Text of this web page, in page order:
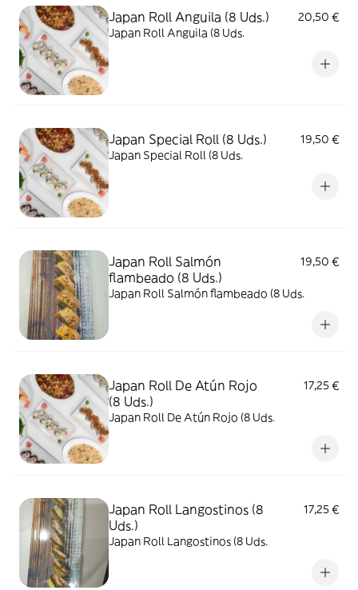
Japan Roll Anguila (8 Uds.)
20,50 €
Japan Roll Anguila (8 Uds.
Japan Special Roll (8 Uds.)
19,50 €
Japan Special Roll (8 Uds.
Japan Roll Salmón
flambeado (8 Uds.)
19,50 €
Japan Roll Salmón flambeado (8 Uds.
Japan Roll De Atún Rojo
(8 Uds.)
17,25 €
Japan Roll De Atún Rojo (8 Uds.
Japan Roll Langostinos (8
Uds.)
17,25 €
Japan Roll Langostinos (8 Uds.